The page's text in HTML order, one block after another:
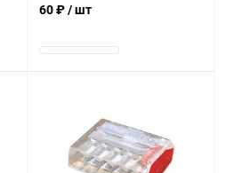
соединение 8 проводов 0.75-2.5
60 ₽/ шт
В наличии